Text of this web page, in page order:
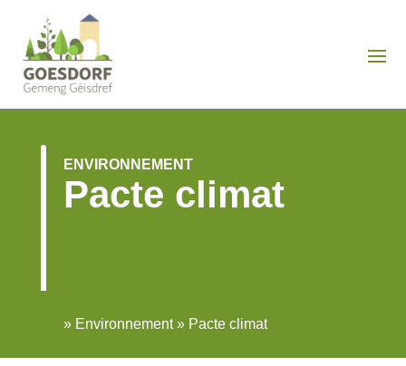
ENVIRONNEMENT
Pacte climat
» Environnement » Pacte climat